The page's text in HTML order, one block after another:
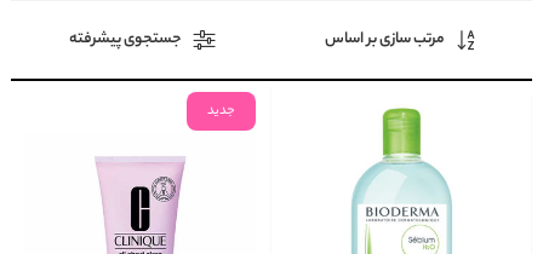
مرتب سازی بر اساس جستجوی پیشرفته
جدید